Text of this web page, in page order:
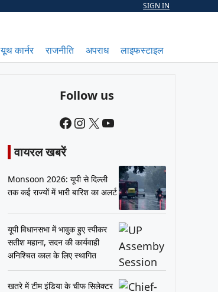
SIGN IN
यूथ कार्नर राजनीति अपराध लाइफस्टाइल
Follow us
Facebook
Instagram
X YouTube
वायरल खबरें
Monsoon 2026: यूपी से दिल्ली
तक कई राज्यों में भारी बारिश का अलर्ट
यूपी विधानसभा में भावुक हुए स्पीकर
सतीश महाना, सदन की कार्यवाही
अनिश्चित काल के लिए स्थागित
खतरे में टीम इंडिया के चीफ सिलेक्टर